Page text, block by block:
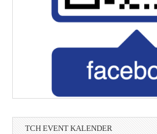
TCH EVENT KALENDER